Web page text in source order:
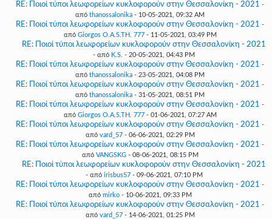
RE: Ποιοί τύποι λεωφορείων κυκλοφορούν στην Θεσσαλονίκη - 2021 -
από thanossalonika - 10-05-2021, 09:32 AM
RE: Ποιοί τύποι λεωφορείων κυκλοφορούν στην Θεσσαλονίκη - 2021 -
από Giorgos O.A.S.TH. 777- 11-05-2021, 03:49 PM
RE: Ποιοί τύποι λεωφορείων κυκλοφορούν στην Θεσσαλονίκη - 2021
- από K.S. - 20-05-2021, 04:43 PM
RE: Ποιοί τύποι λεωφορείων κυκλοφορούν στην Θεσσαλονίκη - 2021 -
από thanossalonika - 23-05-2021, 04:08 PM
RE: Ποιοί τύποι λεωφορείων κυκλοφορούν στην Θεσσαλονίκη - 2021 -
από thanossalonika - 31-05-2021, 08:51 PM
RE: Ποιοί τύποι λεωφορείων κυκλοφορούν στην Θεσσαλονίκη - 2021 -
από Giorgos O.A.S.TH. 777- 01-06-2021, 07:27 AM
RE: Ποιοί τύποι λεωφορείων κυκλοφορούν στην Θεσσαλονίκη - 2021 -
από vard_57- 06-06-2021, 02:29 PM
RE: Ποιοί τύποι λεωφορείων κυκλοφορούν στην Θεσσαλονίκη - 2021 -
από VANGSKG- 08-06-2021, 08:15 PM
RE: Ποιοί τύποι λεωφορείων κυκλοφορούν στην Θεσσαλονίκη - 2021
- από irisbus57- 09-06-2021, 07:10 PM
RE: Ποιοί τύποι λεωφορείων κυκλοφορούν στην Θεσσαλονίκη - 2021 -
από mirko- 10-06-2021, 09:33 PM
RE: Ποιοί τύποι λεωφορείων κυκλοφορούν στην Θεσσαλονίκη - 2021 -
από vard_57- 14-06-2021, 01:25 PM